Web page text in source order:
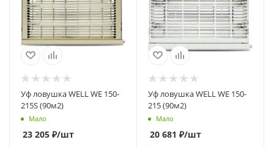
Уф ловушка WELL WE 150-
215S (90м2)
Мало
23 205 ₽/шт
Уф ловушка WELL WE 150-
215 (90м2)
Мало
20 681 ₽/шт